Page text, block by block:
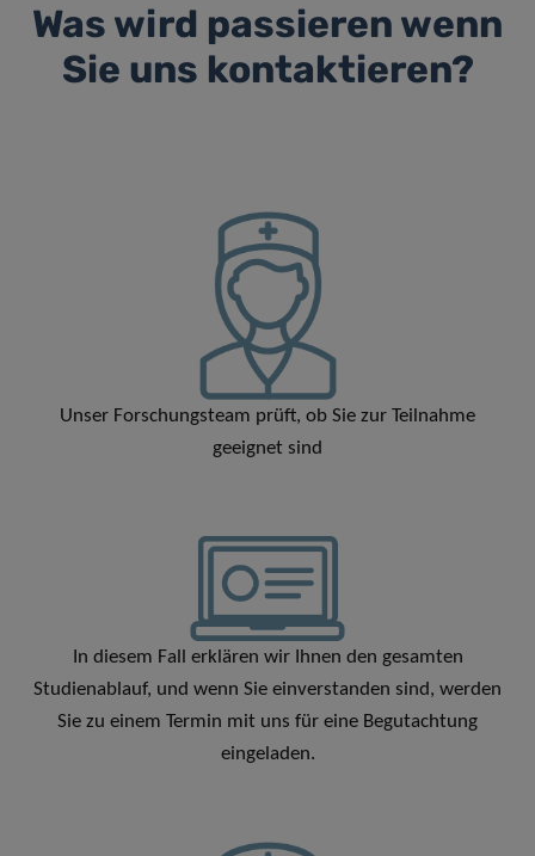
Was wird passieren wenn
Sie uns kontaktieren?
Unser Forschungsteam prüft, ob Sie zur Teilnahme
geeignet sind
In diesem Fall erklären wir Ihnen den gesamten
Studienablauf, und wenn Sie einverstanden sind, werden
Sie zu einem Termin mit uns für eine Begutachtung
eingeladen.